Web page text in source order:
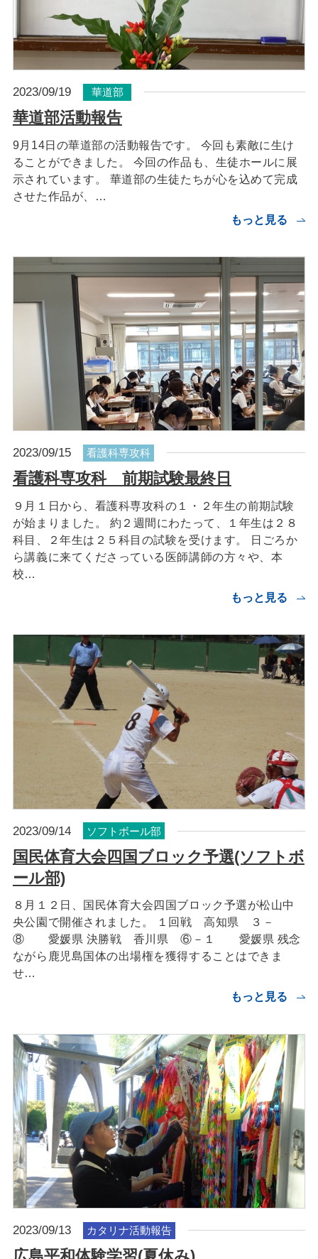
2023/09/19 華道部
華道部活動報告
9月14日の華道部の活動報告です。 今回も素敵に生け
ることができました。 今回の作品も、生徒ホールに展
示されています。 華道部の生徒たちが心を込めて完成
させた作品が、…
もっと見る
2023/09/15 看護科専攻科
看護科専攻科 前期試験最終日
９月１日から、看護科専攻科の１・２年生の前期試験
が始まりました。 約２週間にわたって、１年生は２８
科目、２年生は２５科目の試験を受けます。 日ごろか
ら講義に来てくださっている医師講師の方々や、本
校…
もっと見る
2023/09/14 ソフトボール部
国民体育大会四国ブロック予選(ソフトボ
ール部)
８月１２日、国民体育大会四国ブロック予選が松山中
央公園で開催されました。 １回戦 高知県 ３－
⑧ 愛媛県 決勝戦 香川県 ⑥－１ 愛媛県 残念
ながら鹿児島国体の出場権を獲得することはできま
せ…
もっと見る
2023/09/13 カタリナ活動報告